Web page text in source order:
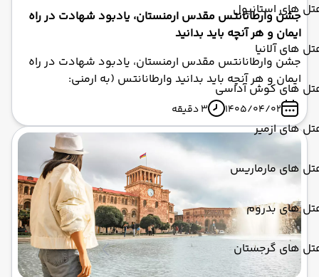
های استانبول
های آلانیا
های کوش آداسی
های ازمیر
های مارماریس
های بدروم
های گرجستان
جشن وارطانانتس مقدس ارمنستان، یادبود شهادت در راه
ایمان و هر آنچه باید بدانید
جشن وارطانانتس مقدس ارمنستان، یادبود شهادت در راه
ایمان و هر آنچه باید بدانید وارطانانتس (به ارمنی:
Վարդանանց) یکی از مقدس‌ترین و مهم‌ترین جشن‌های
ملی و مذهبی ارمنستان است که هر ساله توسط کلیسای
حواری ارمنی گرامی داشته می‌شود. این روز بزرگداشت
واردان مامیکونیان، سردار بزرگ ارمنی، و ۱۰۳۶ تن از
همرزمانش است که در نبرد آوارایر (Avarayr) در سال ۴۵۱
میلادی در راه دفاع از ایمان مسیحی و هویت ملی ارمنستان
به شهادت رسیدند . این نبرد که به عنوان اولین رویارویی
نظامی جهان مسیحیت در دفاع از ایمان در برابر یک قدرت
غیرمسیحی شناخته می‌شود ، نه تنها یک شکست نظامی،
بلکه یک پیروزی روحانی بزرگ بود که هویت مسیحی ارمنیان
را برای همیشه تثبیت کرد .
1405/04/02 3 دقیقه